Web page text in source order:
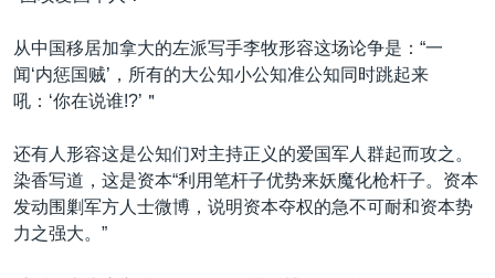
从中国移居加拿大的左派写手李牧形容这场论争是：“一
闻‘内惩国贼’，所有的大公知小公知准公知同时跳起来
吼：‘你在说谁!?’＂
还有人形容这是公知们对主持正义的爱国军人群起而攻之。
染香写道，这是资本“利用笔杆子优势来妖魔化枪杆子。资本
发动围剿军方人士微博，说明资本夺权的急不可耐和资本势
力之强大。”